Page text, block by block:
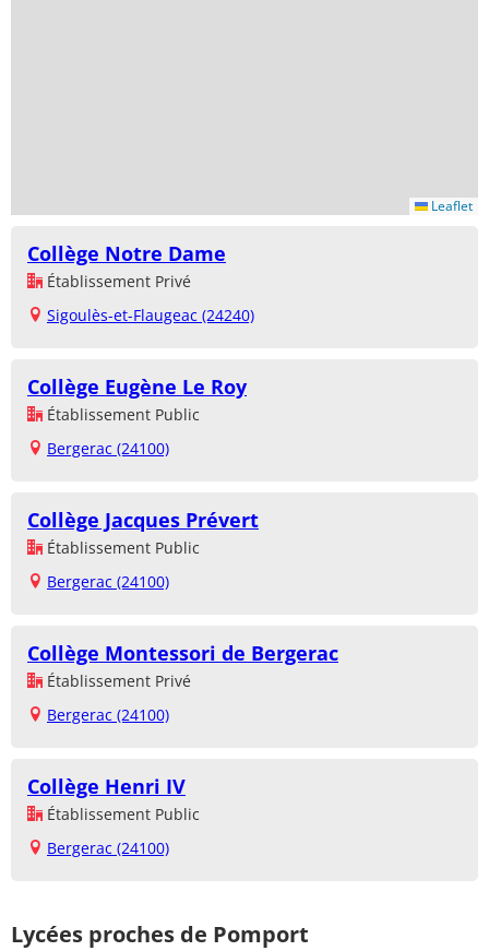
Leaflet
Collège Notre Dame
Établissement Privé
Sigoulès-et-Flaugeac (24240)
Collège Eugène Le Roy
Établissement Public
Bergerac (24100)
Collège Jacques Prévert
Établissement Public
Bergerac (24100)
Collège Montessori de Bergerac
Établissement Privé
Bergerac (24100)
Collège Henri IV
Établissement Public
Bergerac (24100)
Lycées proches de Pomport